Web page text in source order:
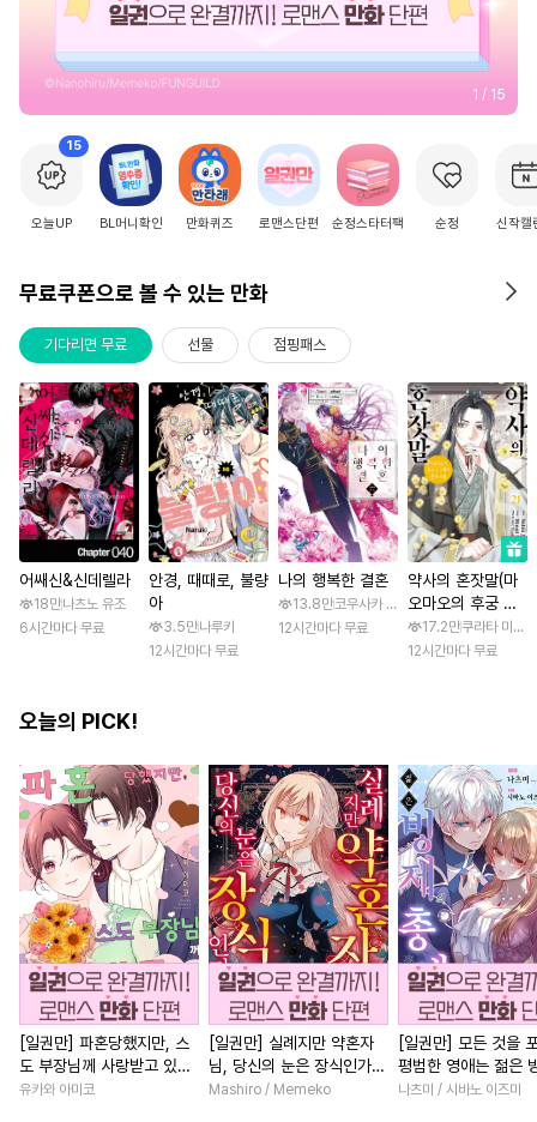
2 / 15
15
오늘UP BL머니확인 만화퀴즈 로맨스단편 순정스타터팩 순정 신작캘
무료쿠폰으로 볼 수 있는 만화
기다리면 무료 선물 점핑패스
어쌔신&신데렐라
18만나츠노 유조
6시간마다 무료
안경, 때때로, 불량
아
3.5만나루키
12시간마다 무료
나의 행복한 결혼
13.8만코우사카 리토 / 아기토기 아쿠미
12시간마다 무료
약사의 혼잣말(마
오마오의 후궁 수
수께끼 풀이수첩)
17.2만쿠라타 미노
12시간마다 무료
오늘의 PICK!
[일권만] 파혼당했지만, 스
도 부장님께 사랑받고 있습
니다 [단행본]
유카와 아미코
[일권만] 실례지만 약혼자
님, 당신의 눈은 장식인가
요? [단행본]
Mashiro / Memeko
[일권만] 모든 것을
평범한 영애는 젊은
총애를 받는다 [단행
나츠미 / 시바노 이즈미